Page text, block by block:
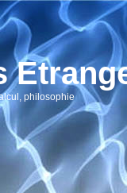
philosophie